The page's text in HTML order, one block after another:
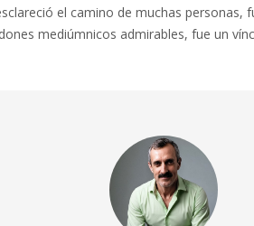
el camino de muchas personas,
mediúmnicos admirables, fue un